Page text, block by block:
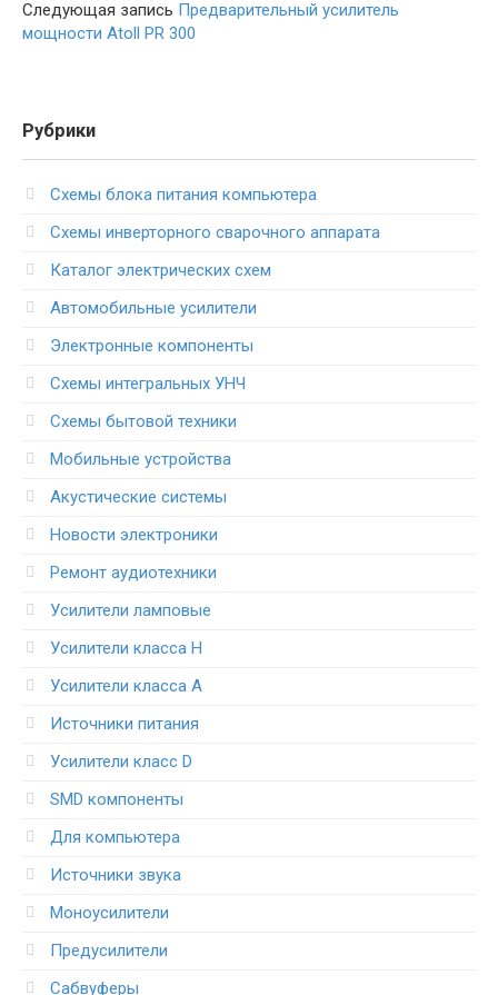
Следующая запись Предварительный усилитель
мощности Atoll PR 300
Рубрики
Схемы блока питания компьютера
Схемы инверторного сварочного аппарата
Каталог электрических схем
Автомобильные усилители
Электронные компоненты
Схемы интегральных УНЧ
Схемы бытовой техники
Мобильные устройства
Акустические системы
Новости электроники
Ремонт аудиотехники
Усилители ламповые
Усилители класса H
Усилители класса А
Источники питания
Усилители класс D
SMD компоненты
Для компьютера
Источники звука
Моноусилители
Предусилители
Сабвуферы